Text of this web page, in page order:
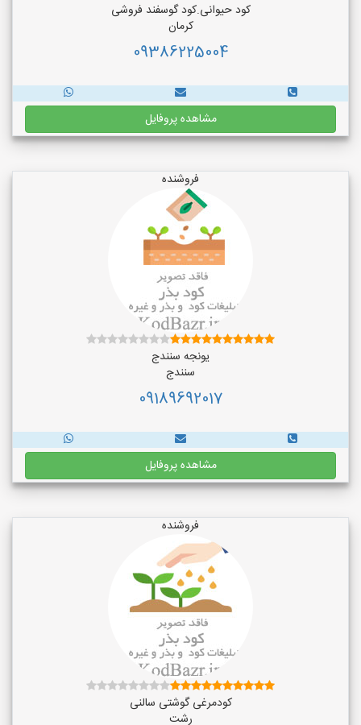
کود حیوانی.کود گوسفند فروشی
کرمان
09386225004
مشاهده پروفایل
فروشنده
یونجه سنندج
سنندج
09189692017
مشاهده پروفایل
فروشنده
کودمرغی گوشتی سالنی
رشت